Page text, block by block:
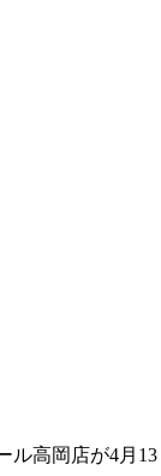
ル高岡店が4月13